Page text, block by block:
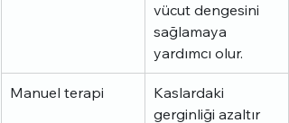
vücut dengesini
sağlamaya
yardımcı olur.
Manuel terapi
Kaslardaki
gerginliği azaltır